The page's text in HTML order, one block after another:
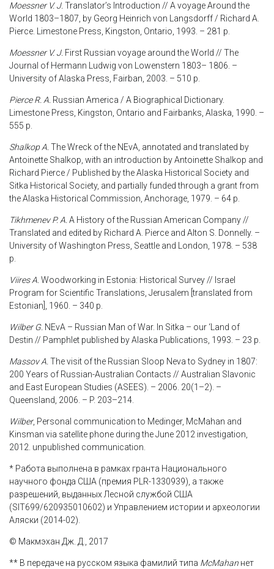
Moessner V. J.Translator’s Introduction // A voyage Around the
World 1803–1807, by Georg Heinrich von Langsdorff / Richard A.
Pierce. Limestone Press, Kingston, Ontario, 1993. – 281 p.
Moessner V. J. First Russian voyage around the World // The
Journal of Hermann Ludwig von Lowenstern 1803– 1806. –
University of Alaska Press, Fairban, 2003. – 510 p.
Pierce R. A. Russian America / A Biographical Dictionary.
Limestone Press, Kingston, Ontario and Fairbanks, Alaska, 1990. –
555 p.
Shalkop A.The Wreck of the NEvA, annotated and translated by
Antoinette Shalkop, with an introduction by Antoinette Shalkop and
Richard Pierce / Published by the Alaska Historical Society and
Sitka Historical Society, and partially funded through a grant from
the Alaska Historical Commission, Anchorage, 1979. – 64 p.
Tikhmenev P. A.A History of the Russian American Company //
Translated and edited by Richard A. Pierce and Alton S. Donnelly. –
University of Washington Press, Seattle and London, 1978. – 538
p.
Viires A.Woodworking in Estonia: Historical Survey // Israel
Program for Scientific Translations, Jerusalem [translated from
Estonian], 1960. – 340 p.
Wilber G. NEvA – Russian Man of War. In Sitka – our ‘Land of
Destin // Pamphlet published by Alaska Publications, 1993. – 23 p.
Massov A.The visit of the Russian Sloop Neva to Sydney in 1807:
200 Years of Russian-Australian Contacts // Australian Slavonic
and East European Studies (ASEES). – 2006. 20(1–2). –
Queensland, 2006. – P. 203–214.
Wilber, Personal communication to Medinger, McMahan and
Kinsman via satellite phone during the June 2012 investigation,
2012. unpublished communication.
* Работа выполнена в рамках гранта Национального
научного фонда США (премия PLR-1330939), а также
разрешений, выданных Лесной службой США
(SIT699/620935010602) и Управлением истории и археологии
Аляски (2014-02).
© Макмэхан Дж. Д., 2017
** В передаче на русском языка фамилий типа McMahan нет